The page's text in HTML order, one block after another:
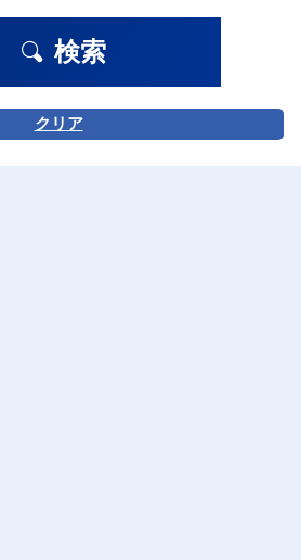
検索
クリア